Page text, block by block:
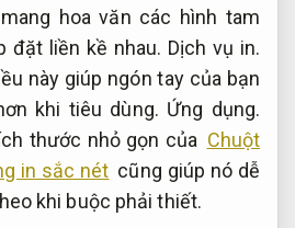
hoa văn các hình tam
đặt liền kề nhau. Dịch vụ in.
này giúp ngón tay của bạn
khi tiêu dùng. Ứng dụng.
thước nhỏ gọn của Chuột
in sắc nét cũng giúp nó dễ
khi buộc phải thiết.